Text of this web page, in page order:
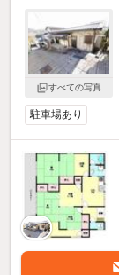
すべての写真
駐車場あり